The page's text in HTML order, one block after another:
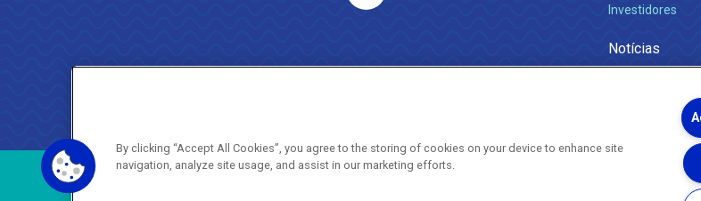
Investidores
Notícias
Copyright ® 2026 - Todos os
By clicking “Accept All Cookies”, you agree to the storing of cookies on your device to enhance site
navigation, analyze site usage, and assist in our marketing efforts.